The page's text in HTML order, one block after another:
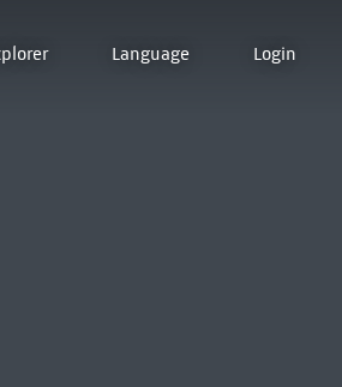
Language Login